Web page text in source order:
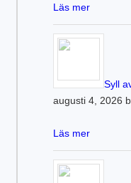
Läs mer
Syll
augusti 4, 2026
Läs mer